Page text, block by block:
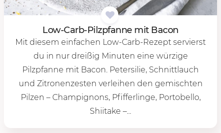
Low-Carb-Pilz­pfan­ne mit Ba­con
Mit diesem einfachen Low-Carb-Rezept servierst
du in nur dreißig Minuten eine würzige
Pilzpfanne mit Bacon. Petersilie, Schnittlauch
und Zitronenzesten verleihen den gemischten
Pilzen – Champignons, Pfifferlinge, Portobello,
Shiitake –...